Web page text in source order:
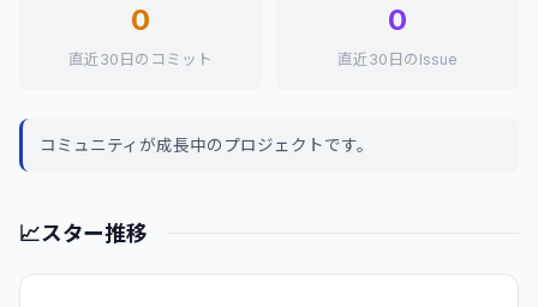
0
直近30日のコミット
0
直近30日のIssue
コミュニティが成長中のプロジェクトです。
📈スター推移